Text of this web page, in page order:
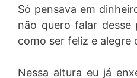
Só pensava em
não quero falar desse
como ser feliz e alegre
Nessa altura eu já